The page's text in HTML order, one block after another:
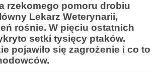
rzekomego pomoru drobiu
Lekarz Weterynarii,
rośnie. W pięciu ostatnich
setki tysięcy ptaków.
pojawiło się zagrożenie i co to